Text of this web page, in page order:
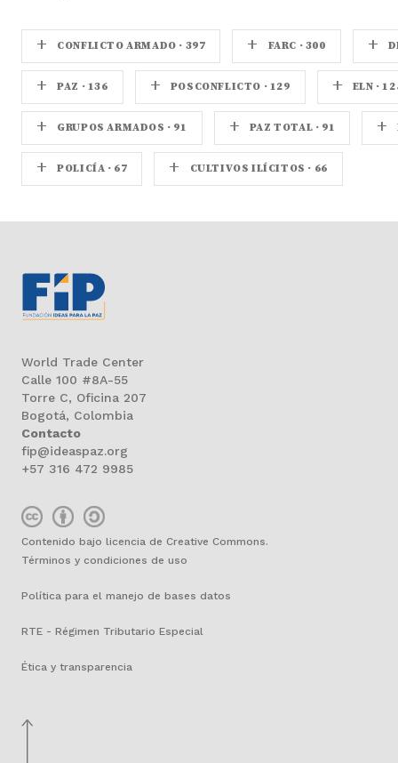
+ CONFLICTO ARMADO · 397 + FARC · 300 +
+ PAZ · 136 + POSCONFLICTO · 129 + ELN ·
+ GRUPOS ARMADOS · 91 + PAZ TOTAL · 91 +
+ POLICÍA · 67 + CULTIVOS ILÍCITOS · 66
World Trade Center
Calle 100 #8A-55
Torre C, Oficina 207
Bogotá, Colombia
Contacto
fip@ideaspaz.org
+57 316 472 9985
Contenido bajo licencia de Creative Commons.
Términos y condiciones de uso
Política para el manejo de bases datos
RTE - Régimen Tributario Especial
Ética y transparencia